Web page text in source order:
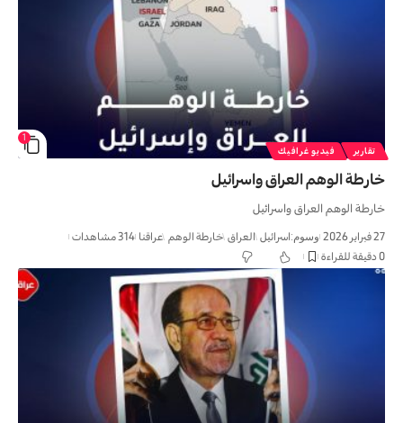
1
تقارير
فيديو غرافيك
خارطة الوهم العراق واسرائیل
خارطة الوهم العراق واسرائیل
27 فبراير 2026 وسوم:اسرائیل العراق خارطة الوهم عراقنا 314 مشاهدات
0 دقيقة للقراءة